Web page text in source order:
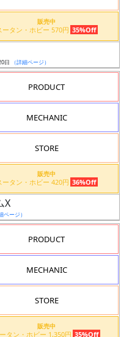
販売中
スータン・ホビー 570円 35%Off
日 （詳細ページ）
PRODUCT
MECHANIC
STORE
販売中
スータン・ホビー 420円 36%Off
X
ページ）
PRODUCT
MECHANIC
STORE
販売中
スータン・ホビー 1,350円 35%Off